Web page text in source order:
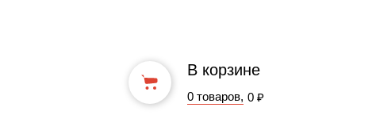
В корзине
0 товаров, 0 ₽